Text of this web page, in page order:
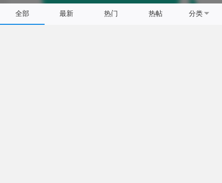
全部 最新 热门 热帖 分类